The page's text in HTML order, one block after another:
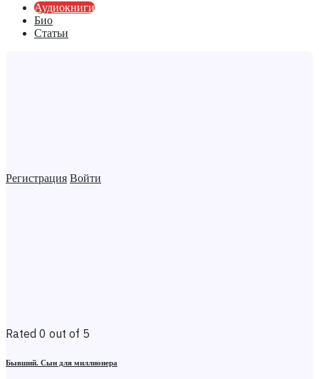
Регистрация Войти
Аудиокниги
Био
Статьи
Rated 0 out of 5
Бывший. Сын для миллионера